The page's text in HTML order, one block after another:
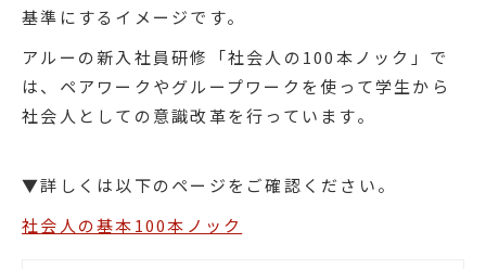
基準にするイメージです。
アルーの新入社員研修「社会人の100本ノック」で
は、ペアワークやグループワークを使って学生から
社会人としての意識改革を行っています。
▼詳しくは以下のページをご確認ください。
社会人の基本100本ノック